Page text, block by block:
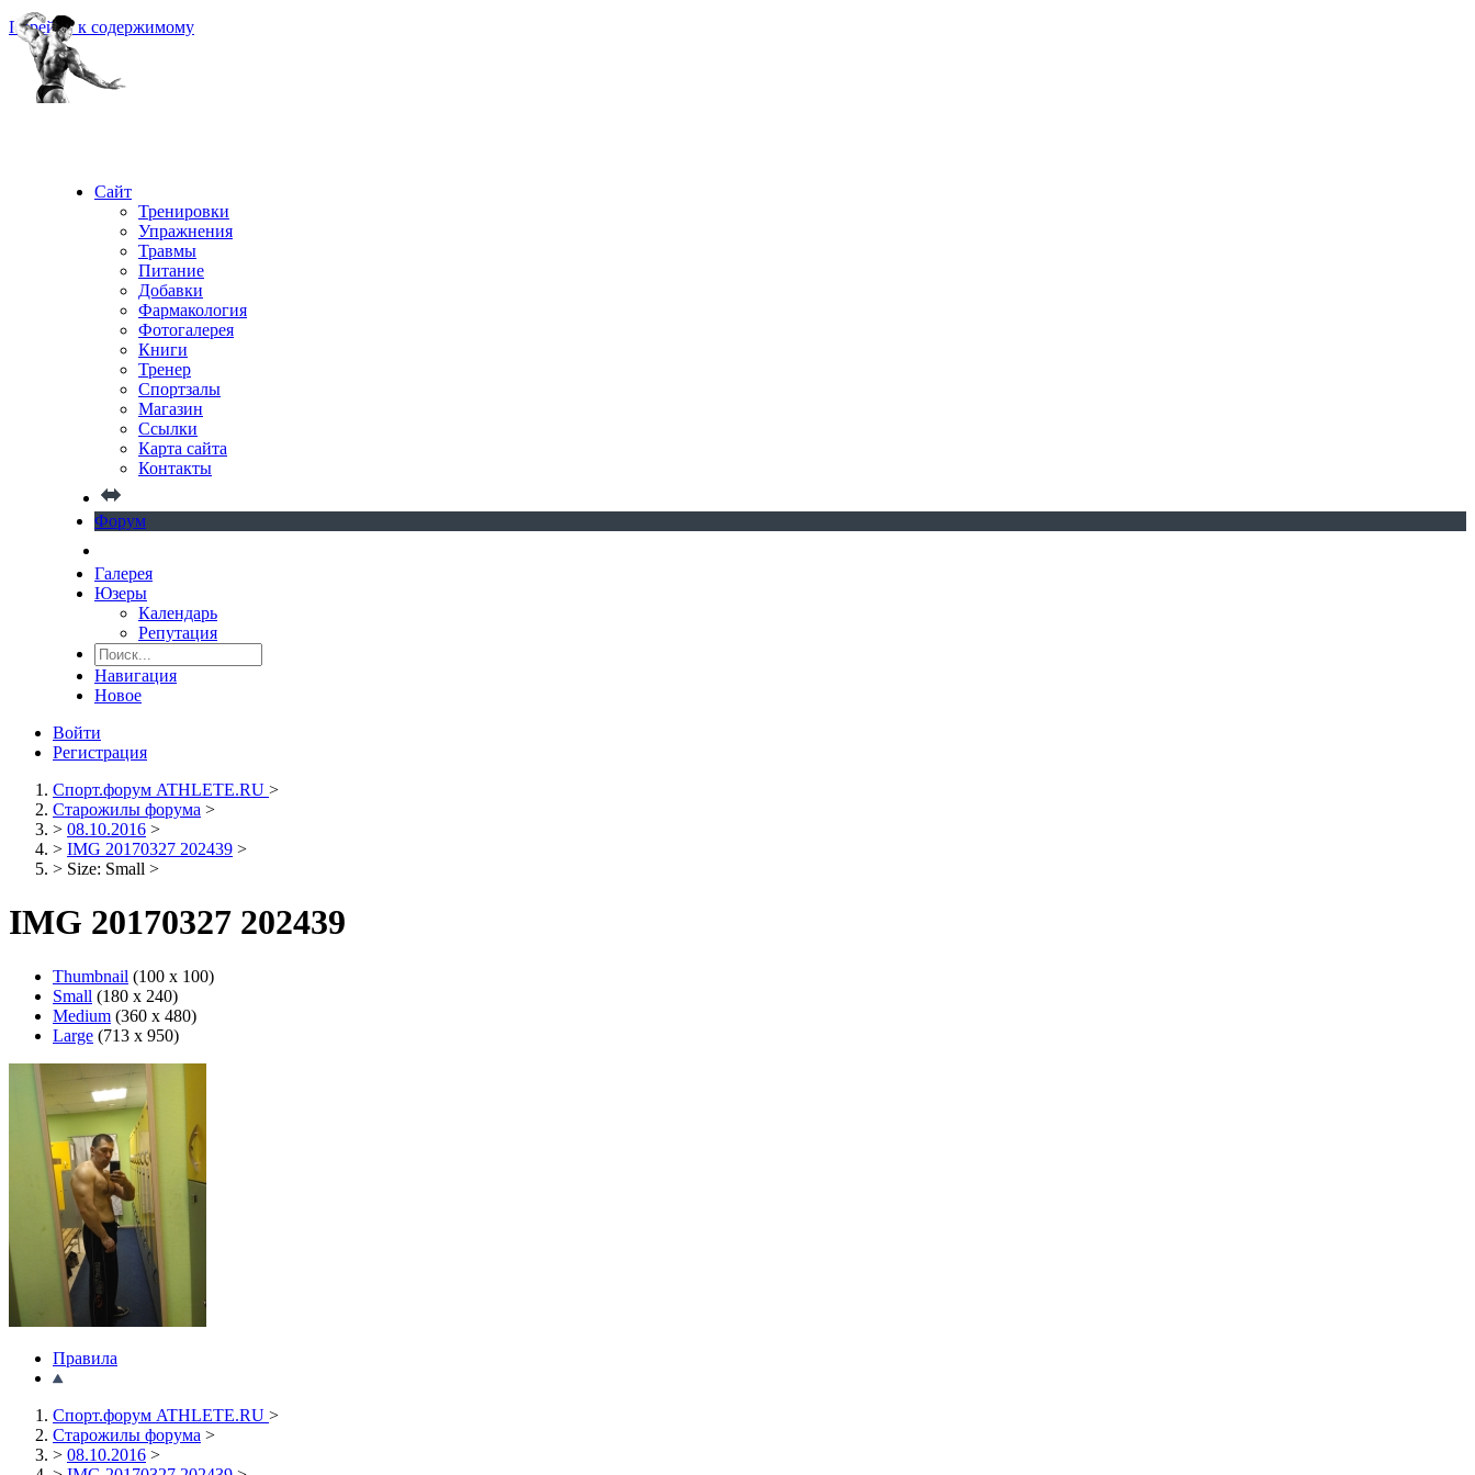
Перейти к содержимому
Сайт
Тренировки
Упражнения
Травмы
Питание
Добавки
Фармакология
Фотогалерея
Книги
Тренер
Спортзалы
Магазин
Ссылки
Карта сайта
Контакты
Форум
Галерея
Юзеры
Календарь
Репутация
Навигация
Новое
Войти
Регистрация
Спорт.форум ATHLETE.RU >
Старожилы форума >
> 08.10.2016 >
> IMG 20170327 202439 >
> Size: Small >
IMG 20170327 202439
Thumbnail (100 x 100)
Small (180 x 240)
Medium (360 x 480)
Large (713 x 950)
Правила
Спорт.форум ATHLETE.RU >
Старожилы форума >
> 08.10.2016 >